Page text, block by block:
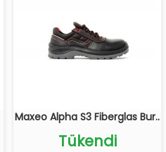
Maxeo Alpha S3 Fiberglas Bur..
Tükendi